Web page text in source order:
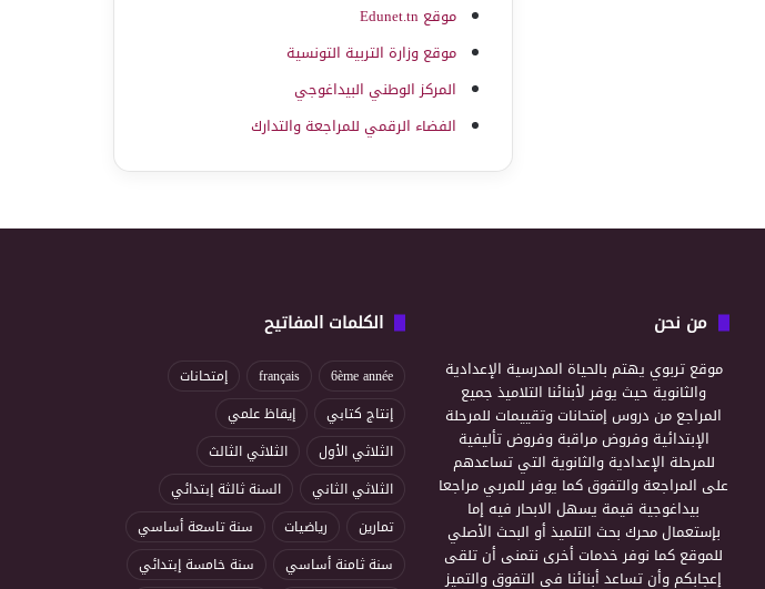
موقع Edunet.tn
موقع وزارة التربية التونسية
المركز الوطني البيداغوجي
الفضاء الرقمي للمراجعة والتدارك
من نحن
موقع تربوي يهتم بالحياة المدرسية الإعدادية
والثانوية حيث يوفر لأبنائنا التلاميذ جميع
المراجع من دروس إمتحانات وتقييمات للمرحلة
الإبتدائية وفروض مراقبة وفروض تأليفية
للمرحلة الإعدادية والثانوية التي تساعدهم
على المراجعة والتفوق كما يوفر للمربي مراجعا
بيداغوجية قيمة يسهل الابحار فيه إما
بإستعمال محرك بحث التلميذ أو البحث الأصلي
للموقع كما نوفر خدمات أخرى نتمنى أن تلقى
إعجابكم وأن تساعد أبنائنا في التفوق والتميز
الكلمات المفاتيح
6ème année
français
إمتحانات
إنتاج كتابي
إيقاظ علمي
الثلاثي الأول
الثلاثي الثالث
الثلاثي الثاني
السنة ثالثة إبتدائي
تمارين
رياضيات
سنة تاسعة أساسي
سنة ثامنة أساسي
سنة خامسة إبتدائي